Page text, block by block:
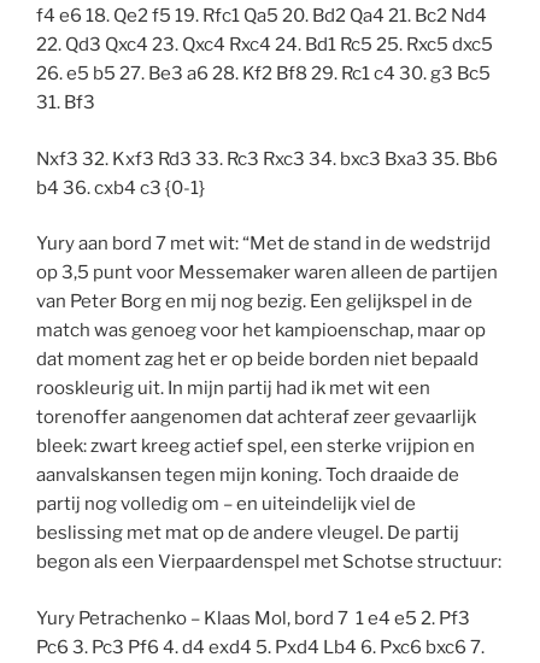
f4 e6 18. Qe2 f5 19. Rfc1 Qa5 20. Bd2 Qa4 21. Bc2 Nd4
22. Qd3 Qxc4 23. Qxc4 Rxc4 24. Bd1 Rc5 25. Rxc5 dxc5
26. e5 b5 27. Be3 a6 28. Kf2 Bf8 29. Rc1 c4 30. g3 Bc5
31. Bf3
Nxf3 32. Kxf3 Rd3 33. Rc3 Rxc3 34. bxc3 Bxa3 35. Bb6
b4 36. cxb4 c3 {0-1}
Yury aan bord 7 met wit: “Met de stand in de wedstrijd
op 3,5 punt voor Messemaker waren alleen de partijen
van Peter Borg en mij nog bezig. Een gelijkspel in de
match was genoeg voor het kampioenschap, maar op
dat moment zag het er op beide borden niet bepaald
rooskleurig uit. In mijn partij had ik met wit een
torenoffer aangenomen dat achteraf zeer gevaarlijk
bleek: zwart kreeg actief spel, een sterke vrijpion en
aanvalskansen tegen mijn koning. Toch draaide de
partij nog volledig om – en uiteindelijk viel de
beslissing met mat op de andere vleugel. De partij
begon als een Vierpaardenspel met Schotse structuur:
Yury Petrachenko – Klaas Mol, bord 7 1 e4 e5 2. Pf3
Pc6 3. Pc3 Pf6 4. d4 exd4 5. Pxd4 Lb4 6. Pxc6 bxc6 7.